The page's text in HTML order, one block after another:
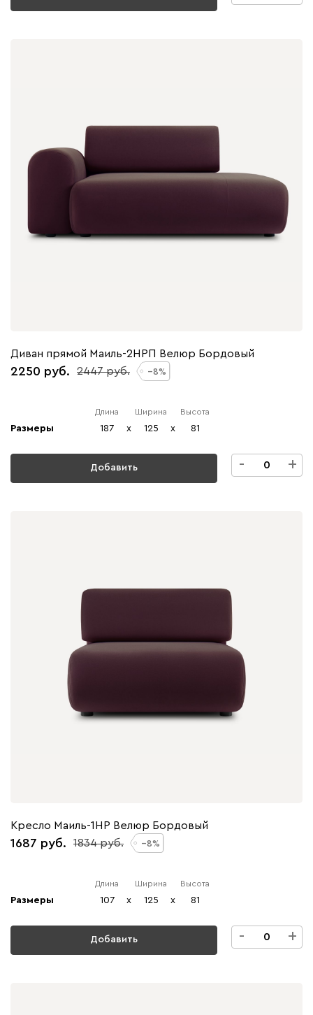
Диван прямой Маиль-2НРП Велюр Бордовый
2250 2447 8
Размеры
Длина
187 x
Ширина
125 x
Высота
81
Добавить - +
Кресло Маиль-1НР Велюр Бордовый
1687 1834 8
Размеры
Длина
107 x
Ширина
125 x
Высота
81
Добавить - +